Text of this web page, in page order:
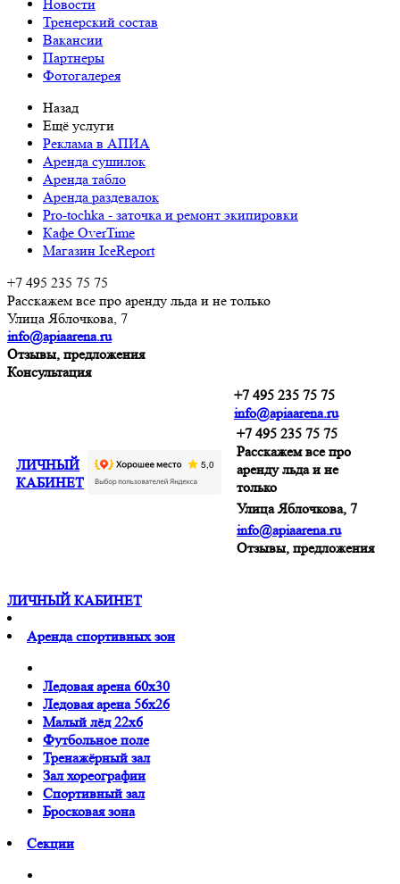
Новости
Тренерский состав
Вакансии
Партнеры
Фотогалерея
Назад
Ещё услуги
Реклама в АПИА
Аренда сушилок
Аренда табло
Аренда раздевалок
Pro-tochka - заточка и ремонт экипировки
Кафе OverTime
Магазин IceReport
+7 495 235 75 75
Расскажем все про аренду льда и не только
Улица Яблочкова, 7
info@apiaarena.ru
Отзывы, предложения
Консультация
ЛИЧНЫЙ
КАБИНЕТ
+7 495 235 75 75
info@apiaarena.ru
+7 495 235 75 75
Расскажем все про
аренду льда и не
только
Улица Яблочкова, 7
info@apiaarena.ru
Отзывы, предложения
ЛИЧНЫЙ КАБИНЕТ
Аренда спортивных зон
Ледовая арена 60x30
Ледовая арена 56x26
Малый лёд 22x6
Футбольное поле
Тренажёрный зал
Зал хореографии
Спортивный зал
Бросковая зона
Cекции